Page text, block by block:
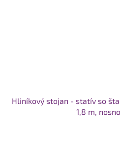
Hliníkový stojan - statív so
1,8 m,